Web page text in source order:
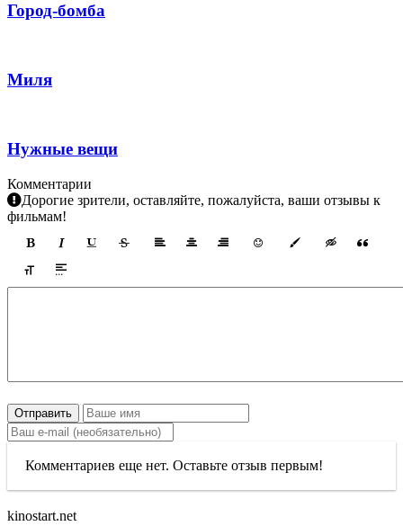
Город-бомба
Миля
Нужные вещи
Комментарии
Дорогие зрители, оставляйте, пожалуйста, ваши отзывы к
фильмам!
Отправить
Комментариев еще нет. Оставьте отзыв первым!
kinostart.net